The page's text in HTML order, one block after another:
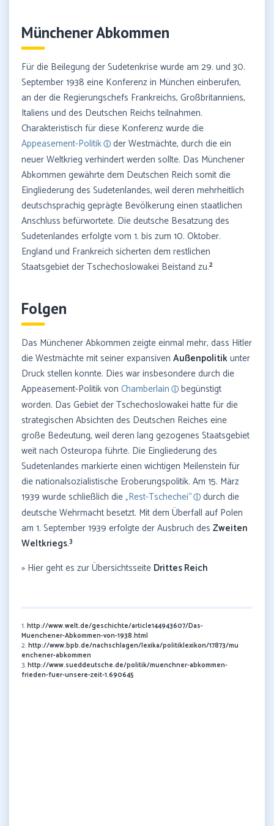
Münchener Abkommen
Für die Beilegung der Sudetenkrise wurde am 29. und 30.
September 1938 eine Konferenz in München einberufen,
an der die Regierungschefs Frankreichs, Großbritanniens,
Italiens und des Deutschen Reichs teilnahmen.
Charakteristisch für diese Konferenz wurde die
Appeasement-Politik
der Westmächte, durch die ein
neuer Weltkrieg verhindert werden sollte. Das Münchener
Abkommen gewährte dem Deutschen Reich somit die
Eingliederung des Sudetenlandes, weil deren mehrheitlich
deutschsprachig geprägte Bevölkerung einen staatlichen
Anschluss befürwortete. Die deutsche Besatzung des
Sudetenlandes erfolgte vom 1. bis zum 10. Oktober.
England und Frankreich sicherten dem restlichen
Staatsgebiet der Tschechoslowakei Beistand zu.2
Folgen
Das Münchener Abkommen zeigte einmal mehr, dass Hitler
die Westmächte mit seiner expansiven Außenpolitikunter
Druck stellen konnte. Dies war insbesondere durch die
Appeasement-Politik von Chamberlain
begünstigt
worden. Das Gebiet der Tschechoslowakei hatte für die
strategischen Absichten des Deutschen Reiches eine
große Bedeutung, weil deren lang gezogenes Staatsgebiet
weit nach Osteuropa führte. Die Eingliederung des
Sudetenlandes markierte einen wichtigen Meilenstein für
die nationalsozialistische Eroberungspolitik. Am 15. März
1939 wurde schließlich die„Rest-Tschechei“
durch die
deutsche Wehrmacht besetzt. Mit dem Überfall auf Polen
am 1. September 1939 erfolgte der Ausbruch des Zweiten
Weltkriegs.3
» Hier geht es zur Übersichtsseite Drittes Reich
1.http://www.welt.de/geschichte/article144943607/Das-
Muenchener-Abkommen-von-1938.html
2.http://www.bpb.de/nachschlagen/lexika/politiklexikon/17873/mu
enchener-abkommen
3.http://www.sueddeutsche.de/politik/muenchner-abkommen-
frieden-fuer-unsere-zeit-1.690645